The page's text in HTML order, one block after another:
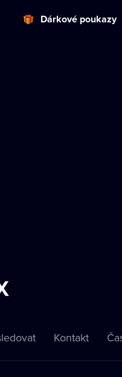
Dárkové poukazy
Kontakt